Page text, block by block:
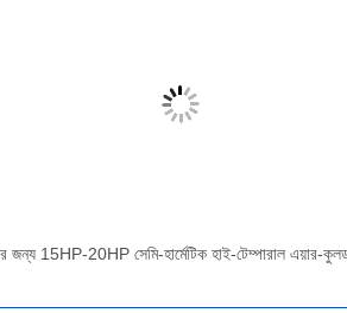
জন্য 15HP-20HP সেমি-হার্মেটিক হাই-টেম্পারাল এয়ার-